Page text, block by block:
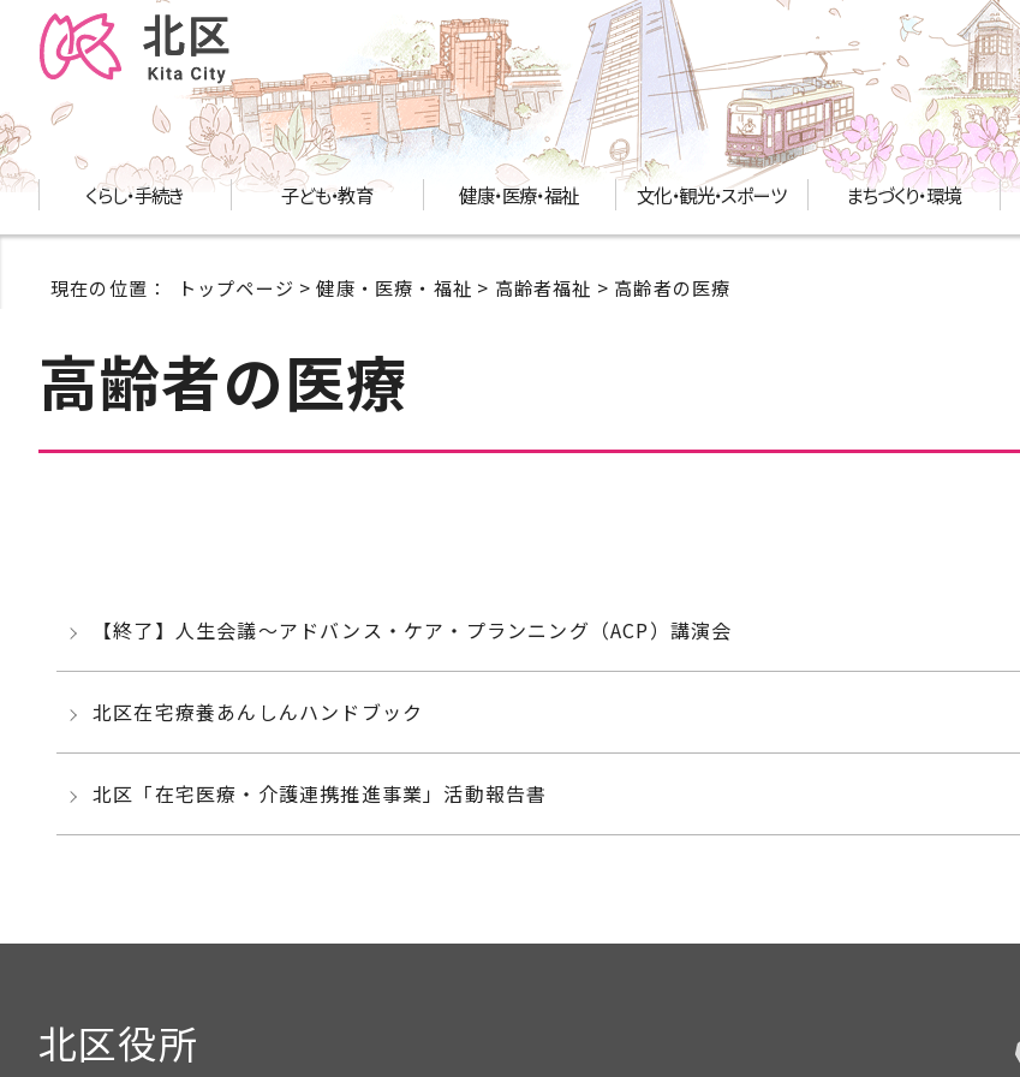
くらし・手続き 子ども・教育 健康・医療・福祉 文化・観光・スポーツ まちづくり・環境
現在の位置： トップページ >健康・医療・福祉 > 高齢者福祉 > 高齢者の医療
高齢者の医療
【終了】人生会議～アドバンス・ケア・プランニング（ACP）講演会
北区在宅療養あんしんハンドブック
北区「在宅医療・介護連携推進事業」活動報告書
北区役所